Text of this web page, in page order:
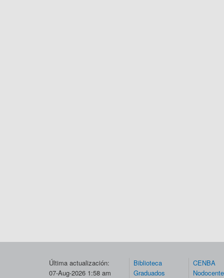
Última actualización:
07-Aug-2026 1:58 am
Biblioteca
Graduados
CENBA